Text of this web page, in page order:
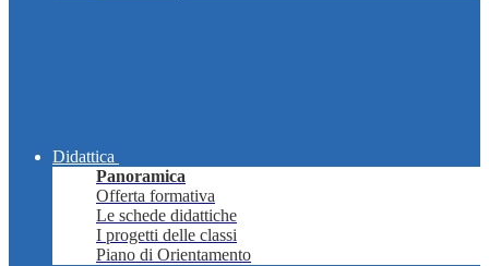
Didattica
Panoramica
Offerta formativa
Le schede didattiche
I progetti delle classi
Piano di Orientamento